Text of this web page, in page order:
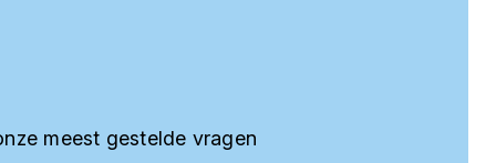
meest gestelde vragen